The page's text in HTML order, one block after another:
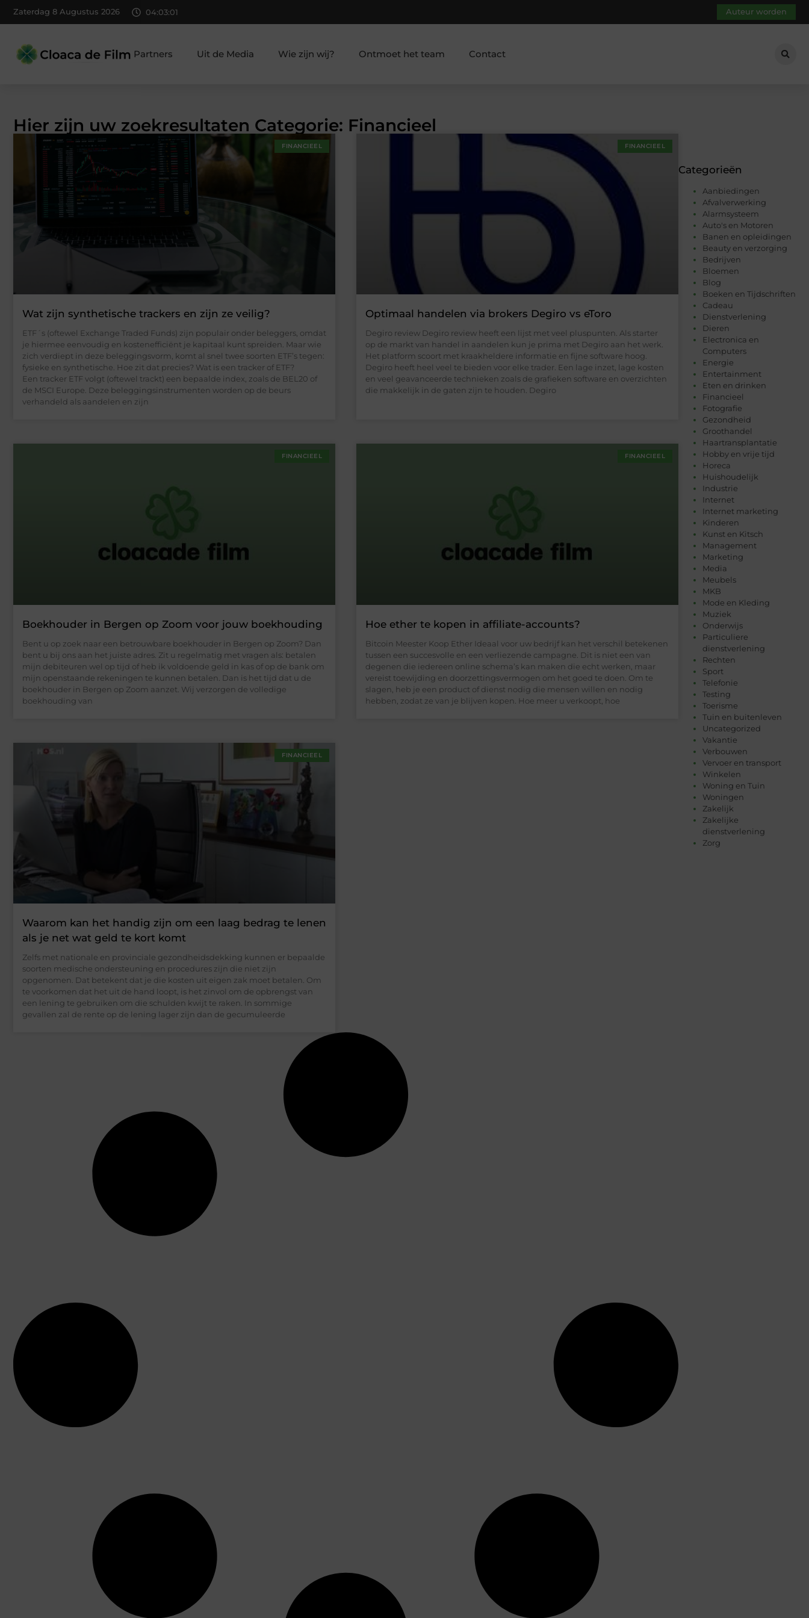
Zaterdag 8 Augustus 2026 04:03:01 Auteur worden
Partners Uit de Media Wie zijn wij? Ontmoet het team Contact
Hier zijn uw zoekresultaten Categorie: Financieel
FINANCIEEL
Wat zijn synthetische trackers en zijn ze veilig?
ETF´s (oftewel Exchange Traded Funds) zijn populair onder beleggers, omdat
je hiermee eenvoudig en kostenefficiënt je kapitaal kunt spreiden. Maar wie
zich verdiept in deze beleggingsvorm, komt al snel twee soorten ETF’s tegen:
fysieke en synthetische. Hoe zit dat precies? Wat is een tracker of ETF?
Een tracker ETF volgt (oftewel trackt) een bepaalde index, zoals de BEL20 of
de MSCI Europe. Deze beleggingsinstrumenten worden op de beurs
verhandeld als aandelen en zijn
FINANCIEEL
Optimaal handelen via brokers Degiro vs eToro
Degiro review Degiro review heeft een lijst met veel pluspunten. Als starter
op de markt van handel in aandelen kun je prima met Degiro aan het werk.
Het platform scoort met kraakheldere informatie en fijne software hoog.
Degiro heeft heel veel te bieden voor elke trader. Een lage inzet, lage kosten
en veel geavanceerde technieken zoals de grafieken software en overzichten
die makkelijk in de gaten zijn te houden. Degiro
FINANCIEEL
Boekhouder in Bergen op Zoom voor jouw boekhouding
Bent u op zoek naar een betrouwbare boekhouder in Bergen op Zoom? Dan
bent u bij ons aan het juiste adres. Zit u regelmatig met vragen als: betalen
mijn debiteuren wel op tijd of heb ik voldoende geld in kas of op de bank om
mijn openstaande rekeningen te kunnen betalen. Dan is het tijd dat u de
boekhouder in Bergen op Zoom aanzet. Wij verzorgen de volledige
boekhouding van
FINANCIEEL
Hoe ether te kopen in affiliate-accounts?
Bitcoin Meester Koop Ether Ideaal voor uw bedrijf kan het verschil betekenen
tussen een succesvolle en een verliezende campagne. Dit is niet een van
degenen die iedereen online schema’s kan maken die echt werken, maar
vereist toewijding en doorzettingsvermogen om het goed te doen. Om te
slagen, heb je een product of dienst nodig die mensen willen en nodig
hebben, zodat ze van je blijven kopen. Hoe meer u verkoopt, hoe
FINANCIEEL
Waarom kan het handig zijn om een laag bedrag te lenen
als je net wat geld te kort komt
Zelfs met nationale en provinciale gezondheidsdekking kunnen er bepaalde
soorten medische ondersteuning en procedures zijn die niet zijn
opgenomen. Dat betekent dat je die kosten uit eigen zak moet betalen. Om
te voorkomen dat het uit de hand loopt, is het zinvol om de opbrengst van
een lening te gebruiken om die schulden kwijt te raken. In sommige
gevallen zal de rente op de lening lager zijn dan de gecumuleerde
Categorieën
Aanbiedingen
Afvalverwerking
Alarmsysteem
Auto's en Motoren
Banen en opleidingen
Beauty en verzorging
Bedrijven
Bloemen
Blog
Boeken en Tijdschriften
Cadeau
Dienstverlening
Dieren
Electronica en
Computers
Energie
Entertainment
Eten en drinken
Financieel
Fotografie
Gezondheid
Groothandel
Haartransplantatie
Hobby en vrije tijd
Horeca
Huishoudelijk
Industrie
Internet
Internet marketing
Kinderen
Kunst en Kitsch
Management
Marketing
Media
Meubels
MKB
Mode en Kleding
Muziek
Onderwijs
Particuliere
dienstverlening
Rechten
Sport
Telefonie
Testing
Toerisme
Tuin en buitenleven
Uncategorized
Vakantie
Verbouwen
Vervoer en transport
Winkelen
Woning en Tuin
Woningen
Zakelijk
Zakelijke
dienstverlening
Zorg